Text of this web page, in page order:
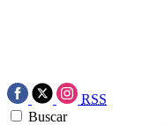
RSS
Buscar